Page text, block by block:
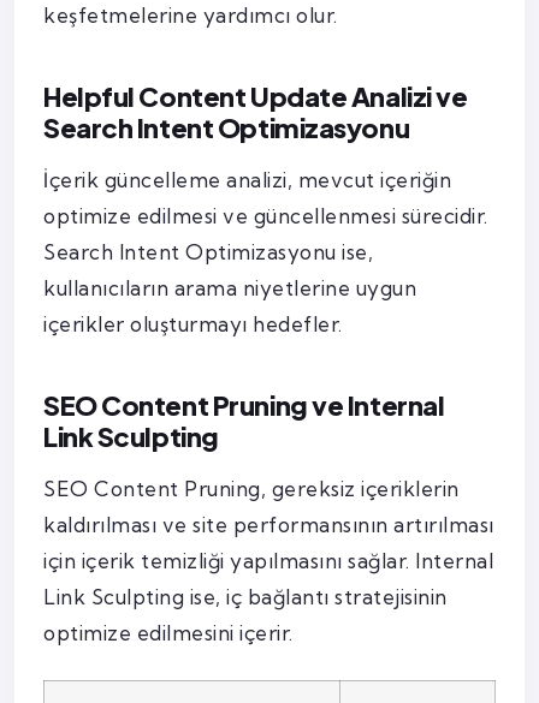
keşfetmelerine yardımcı olur.
Helpful Content Update Analizi ve
Search Intent Optimizasyonu
İçerik güncelleme analizi, mevcut içeriğin
optimize edilmesi ve güncellenmesi sürecidir.
Search Intent Optimizasyonu ise,
kullanıcıların arama niyetlerine uygun
içerikler oluşturmayı hedefler.
SEO Content Pruning ve Internal
Link Sculpting
SEO Content Pruning, gereksiz içeriklerin
kaldırılması ve site performansının artırılması
için içerik temizliği yapılmasını sağlar. Internal
Link Sculpting ise, iç bağlantı stratejisinin
optimize edilmesini içerir.